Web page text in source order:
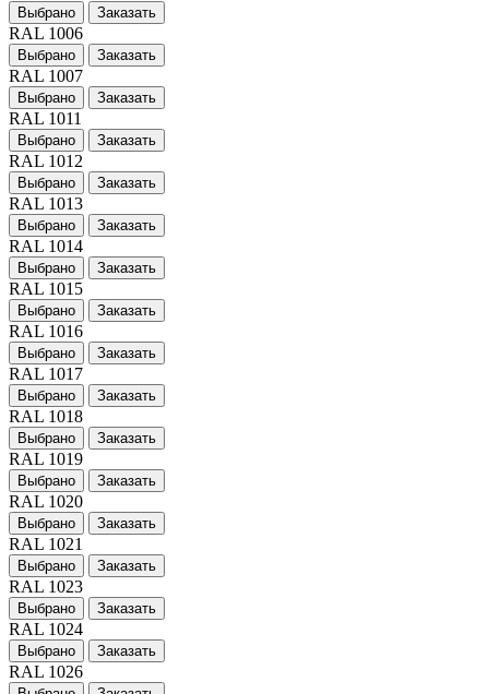
Выбрано Заказать
RAL 1006
Выбрано Заказать
RAL 1007
Выбрано Заказать
RAL 1011
Выбрано Заказать
RAL 1012
Выбрано Заказать
RAL 1013
Выбрано Заказать
RAL 1014
Выбрано Заказать
RAL 1015
Выбрано Заказать
RAL 1016
Выбрано Заказать
RAL 1017
Выбрано Заказать
RAL 1018
Выбрано Заказать
RAL 1019
Выбрано Заказать
RAL 1020
Выбрано Заказать
RAL 1021
Выбрано Заказать
RAL 1023
Выбрано Заказать
RAL 1024
Выбрано Заказать
RAL 1026